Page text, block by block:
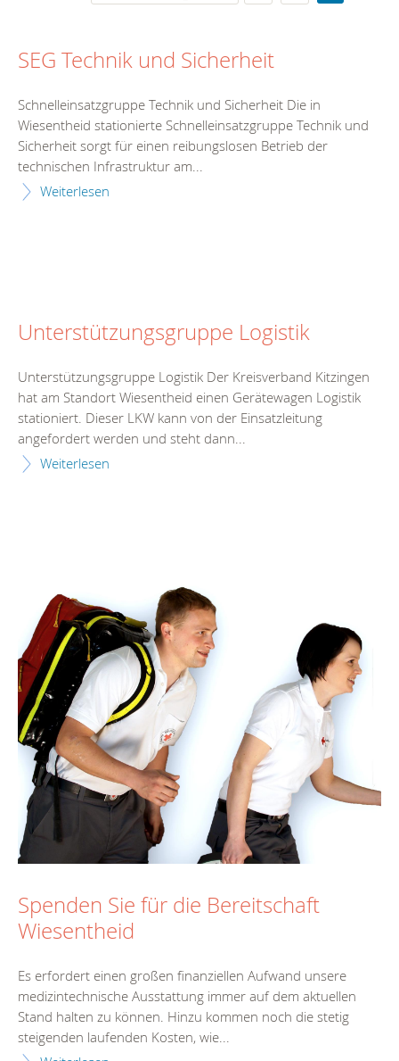
SEG Technik und Sicherheit
Schnelleinsatzgruppe Technik und Sicherheit Die in
Wiesentheid stationierte Schnelleinsatzgruppe Technik und
Sicherheit sorgt für einen reibungslosen Betrieb der
technischen Infrastruktur am...
Weiterlesen
Unterstützungsgruppe Logistik
Unterstützungsgruppe Logistik Der Kreisverband Kitzingen
hat am Standort Wiesentheid einen Gerätewagen Logistik
stationiert. Dieser LKW kann von der Einsatzleitung
angefordert werden und steht dann...
Weiterlesen
Spenden Sie für die Bereitschaft
Wiesentheid
Es erfordert einen großen finanziellen Aufwand unsere
medizintechnische Ausstattung immer auf dem aktuellen
Stand halten zu können. Hinzu kommen noch die stetig
steigenden laufenden Kosten, wie...